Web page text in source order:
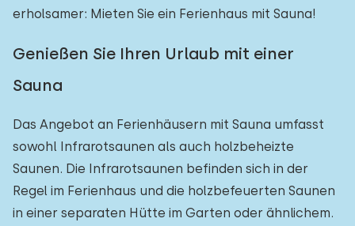
erholsamer: Mieten Sie ein Ferienhaus mit Sauna!
Genießen Sie Ihren Urlaub mit einer
Sauna
Das Angebot an Ferienhäusern mit Sauna umfasst
sowohl Infrarotsaunen als auch holzbeheizte
Saunen. Die Infrarotsaunen befinden sich in der
Regel im Ferienhaus und die holzbefeuerten Saunen
in einer separaten Hütte im Garten oder ähnlichem.